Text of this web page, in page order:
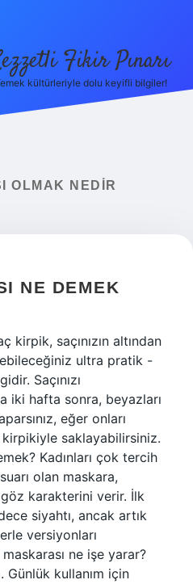
Fikir Pınarı
kültürleriyle dolu keyifli bilgiler!
OLMAK NEDIR
NE DEMEK
kirpik, saçınızın altından
ultra pratik -
Saçınızı
iki hafta sonra, beyazları
eğer onları
kirpikiyle saklayabilirsiniz.
Kadınları çok tercih
olan maskara,
karakterini verir. İlk
siyahtı, ancak artık
versiyonları
ne işe yarar?
Günlük kullanım için